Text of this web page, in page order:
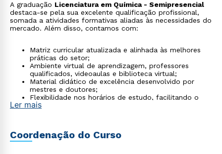
A graduação Licenciatura em Química - Semipresencial
destaca-se pela sua excelente qualificação profissional,
somada a atividades formativas aliadas às necessidades do
mercado. Além disso, contamos com:
Matriz curricular atualizada e alinhada às melhores
práticas do setor;
Ambiente virtual de aprendizagem, professores
qualificados, videoaulas e biblioteca virtual;
Material didático de excelência desenvolvido por
mestres e doutores;
Flexibilidade nos horários de estudo, facilitando o
processo de aprendizagem.
Ler mais
Coordenação do Curso